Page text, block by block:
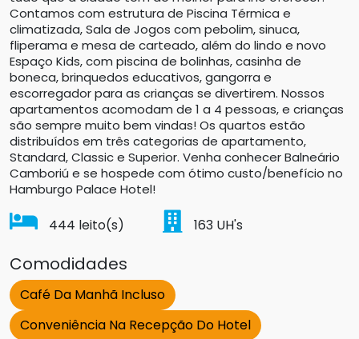
Contamos com estrutura de Piscina Térmica e
climatizada, Sala de Jogos com pebolim, sinuca,
fliperama e mesa de carteado, além do lindo e novo
Espaço Kids, com piscina de bolinhas, casinha de
boneca, brinquedos educativos, gangorra e
escorregador para as crianças se divertirem. Nossos
apartamentos acomodam de 1 a 4 pessoas, e crianças
são sempre muito bem vindas! Os quartos estão
distribuídos em três categorias de apartamento,
Standard, Classic e Superior. Venha conhecer Balneário
Camboriú e se hospede com ótimo custo/benefício no
Hamburgo Palace Hotel!
444 leito(s) 163 UH's
Comodidades
Café Da Manhã Incluso
Conveniência Na Recepção Do Hotel